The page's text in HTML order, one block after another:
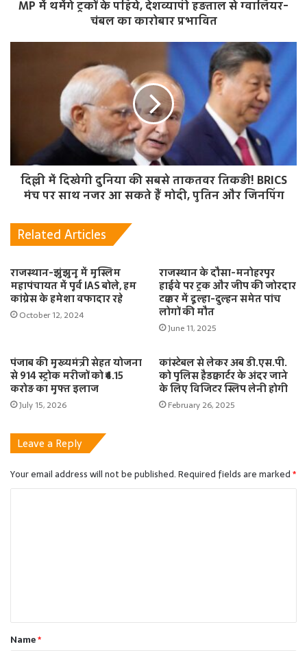
MP में थमेंगे ट्रकों के पहिये, देशव्यापी हड़ताल से ग्वालियर-
चंबल का कारोबार प्रभावित
दिल्ली में दिखेगी दुनिया की सबसे ताकतवर तिकड़ी! BRICS
मंच पर साथ नजर आ सकते हैं मोदी, पुतिन और जिनपिंग
Related Articles
राजस्थान-झुंझुनू में मुस्लिम
महापंचायत में पूर्व IAS बोले, हम
कांग्रेस के हमेशा वफादार रहे
October 12, 2024
राजस्थान के दौसा-मनोहरपुर
हाईवे पर ट्रक और जीप की जोरदार
टक्कर में दूल्हा-दुल्हन समेत पांच
लोगों की मौत
June 11, 2025
पंजाब की मुख्यमंत्री सेहत योजना
से 914 स्ट्रोक मरीजों को ₹4.15
करोड़ का मुफ्त इलाज
July 15, 2026
कांस्टेबल से लेकर अब डी.एस.पी.
को पुलिस हैडक्वार्टर के अंदर जाने
के लिए विजिटर स्लिप लेनी होगी
February 26, 2025
Leave a Reply
Your email address will not be published.Required fields are marked*
t
*Name*